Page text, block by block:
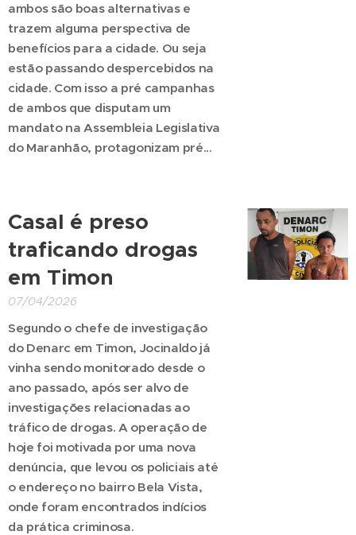
ambos são boas alternativas e
trazem alguma perspectiva de
benefícios para a cidade. Ou seja
estão passando despercebidos na
cidade. Com isso a pré campanhas
de ambos que disputam um
mandato na Assembleia Legislativa
do Maranhão, protagonizam pré...
Casal é preso
traficando drogas
em Timon
07/04/2026
Segundo o chefe de investigação
do Denarc em Timon, Jocinaldo já
vinha sendo monitorado desde o
ano passado, após ser alvo de
investigações relacionadas ao
tráfico de drogas. A operação de
hoje foi motivada por uma nova
denúncia, que levou os policiais até
o endereço no bairro Bela Vista,
onde foram encontrados indícios
da prática criminosa.